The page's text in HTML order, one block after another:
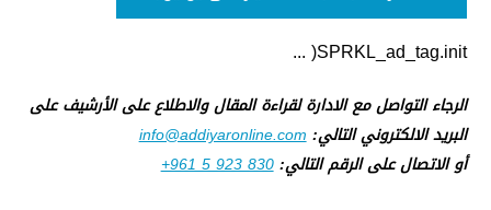
SPRKL_ad_tag.init( ...
الرجاء التواصل مع الادارة لقراءة المقال والاطلاع على الأرشيف على
البريد الالكتروني التالي:info@addiyaronline.com
أو الاتصال على الرقم التالي:+961 5 923 830